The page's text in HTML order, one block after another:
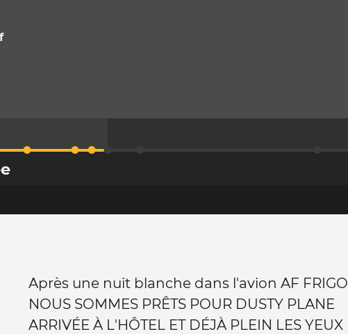
Après une nuit blanche dans l'avion AF FRIGO
NOUS SOMMES PRÊTS POUR DUSTY PLANE
ARRIVÉE À L'HÔTEL ET DÉJÀ PLEIN LES YEUX